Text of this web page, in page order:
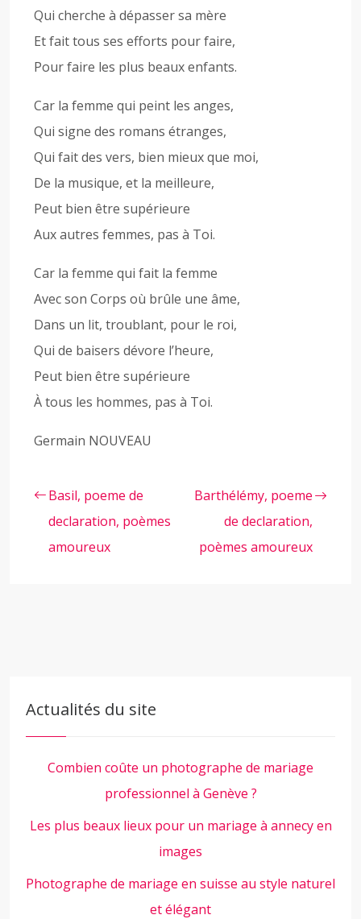
Qui cherche à dépasser sa mère
Et fait tous ses efforts pour faire,
Pour faire les plus beaux enfants.
Car la femme qui peint les anges,
Qui signe des romans étranges,
Qui fait des vers, bien mieux que moi,
De la musique, et la meilleure,
Peut bien être supérieure
Aux autres femmes, pas à Toi.
Car la femme qui fait la femme
Avec son Corps où brûle une âme,
Dans un lit, troublant, pour le roi,
Qui de baisers dévore l’heure,
Peut bien être supérieure
À tous les hommes, pas à Toi.
Germain NOUVEAU
Basil, poeme de
declaration, poèmes
amoureux
Barthélémy, poeme
de declaration,
poèmes amoureux
Actualités du site
Combien coûte un photographe de mariage
professionnel à Genève ?
Les plus beaux lieux pour un mariage à annecy en
images
Photographe de mariage en suisse au style naturel
et élégant